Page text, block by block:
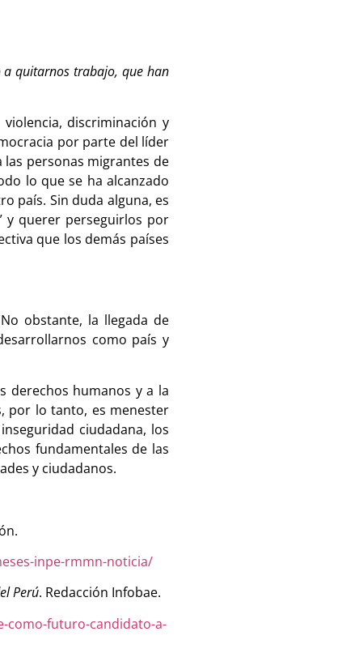
a quitarnos trabajo, que han
discriminación y
por parte del líder
personas migrantes de
lo que se ha alcanzado
país. Sin duda alguna, es
y querer perseguirlos por
que los demás países
obstante, la llegada de
como país y
derechos humanos y a la
por lo tanto, es menester
ciudadana, los
fundamentales de las
y ciudadanos.
inpe-rmmn-noticia/
Perú. Redacción Infobae.
como-futuro-candidato-a-